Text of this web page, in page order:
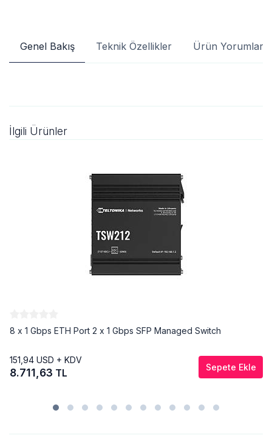
Genel Bakış Teknik Özellikler Ürün Yorumları
İlgili Ürünler
8 x 1 Gbps ETH Port 2 x 1 Gbps SFP Managed Switch
151,94 USD + KDV
8.711,63 TL Sepete Ekle